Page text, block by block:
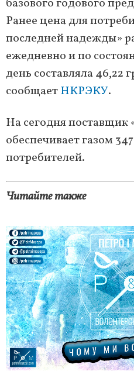
базового годового
Ранее цена для
последней надежды»
ежедневно и по
день составляла 46,22
сообщаетНКРЭКУ.
На сегодня
обеспечивает газом
потребителей.
Читайте также